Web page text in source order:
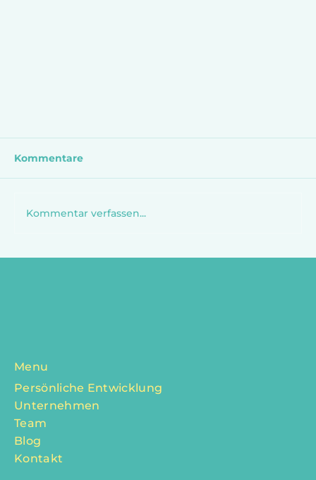
Kommentare
Kommentar verfassen...
Menu
Persönliche Entwicklung
Unternehmen
Team
Blog
Kontakt